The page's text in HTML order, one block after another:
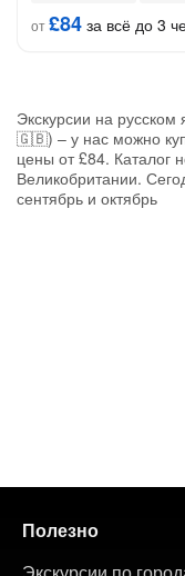
от£84 за всё до 3
Экскурсии на
🇬🇧) – у нас можно
цены от £84. Каталог
Великобритании.
сентябрь и октябрь
Полезно